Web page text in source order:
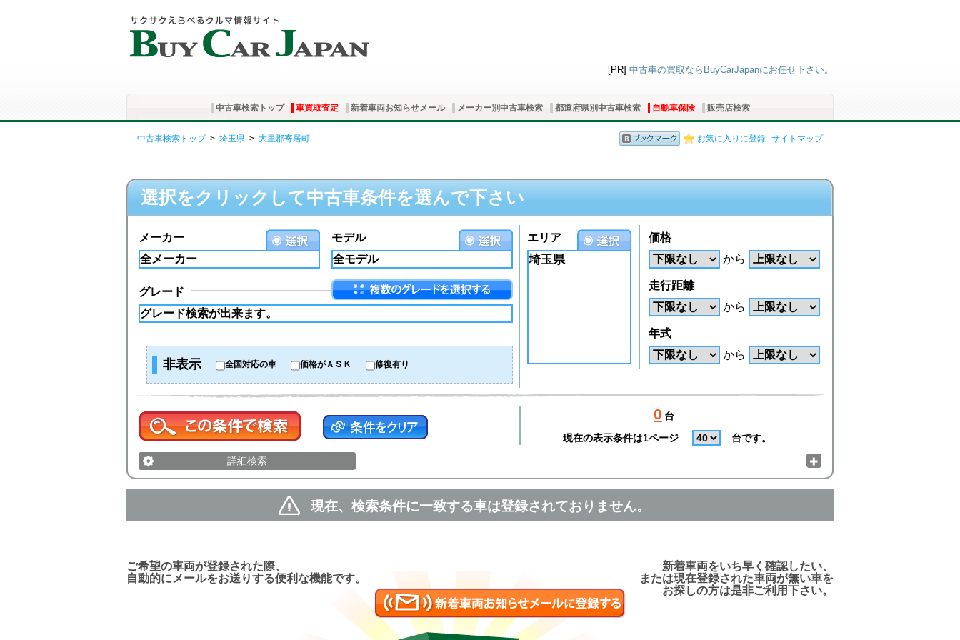
[PR] 中古車の買取ならBuyCarJapanにお任せ下さい。
中古車検索トップ 車買取査定 新着車両お知らせメール メーカー別中古車検索 都道府県別中古車検索 自動車保険 販売店検索
お気に入りに登録 サイトマップ
中古車検索トップ> 埼玉県 > 大里郡寄居町
選択をクリックして中古車条件を選んで下さい
モデル
メーカー
グレード
非表示 全国対応の車 価格がＡＳＫ 修復有り
エリア
埼玉県
価格
から
走行距離
から
年式
から
0 台
現在の表示条件は1ページ
台です。
詳細検索
現在、検索条件に一致する車は登録されておりません。
新着車両をいち早く確認したい、
または現在登録された車両が無い車を
お探しの方は是非ご利用下さい。
ご希望の車両が登録された際、
自動的にメールをお送りする便利な機能です。